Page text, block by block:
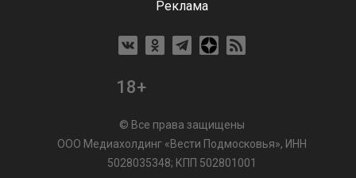
Реклама
18+
© Все права защищены
ООО Медиахолдинг «Вести Подмосковья», ИНН
5028035348; КПП 502801001